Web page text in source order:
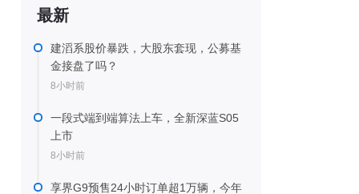
最新
建滔系股价暴跌，大股东套现，公募基
金接盘了吗？
8小时前
一段式端到端算法上车，全新深蓝S05
上市
8小时前
享界G9预售24小时订单超1万辆，今年